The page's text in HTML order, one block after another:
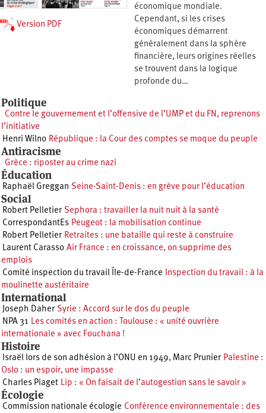
économique mondiale.
Cependant, si les crises
économiques démarrent
généralement dans la sphère
financière, leurs origines réelles
se trouvent dans la logique
profonde du…
Version PDF
Politique
Contre le gouvernement et l’offensive de l’UMP et du FN, reprenons
l’initiative
Henri Wilno République : la Cour des comptes se moque du peuple
Antiracisme
Grèce : riposter au crime nazi
Éducation
Raphaël Greggan Seine-Saint-Denis : en grève pour l’éducation
Social
Robert Pelletier Sephora : travailler la nuit nuit à la santé
CorrespondantEs Peugeot : la mobilisation continue
Robert Pelletier Retraites : une bataille qui reste à construire
Laurent Carasso Air France : en croissance, on supprime des
emplois
Comité inspection du travail Île-de-France Inspection du travail : à la
moulinette austéritaire
International
Joseph Daher Syrie : Accord sur le dos du peuple
NPA 31 Les comités en action : Toulouse : « unité ouvrière
internationale » avec Fouchana !
Histoire
Israël lors de son adhésion à l’ONU en 1949, Marc Prunier Palestine :
Oslo : un espoir, une impasse
Charles Piaget Lip : « On faisait de l’autogestion sans le savoir »
Écologie
Commission nationale écologie Conférence environnementale : des